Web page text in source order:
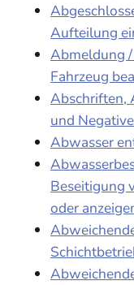
Aufteilung
Abmeldung
Fahrzeug
Abschriften,
und
Abwasser
Beseitigung
oder